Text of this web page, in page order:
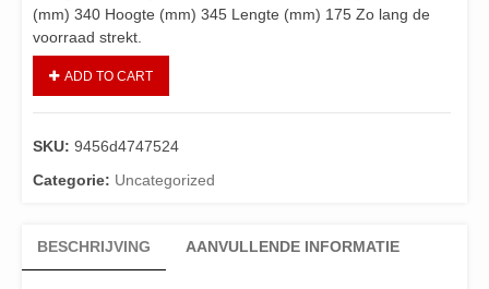
(mm) 340 Hoogte (mm) 345 Lengte (mm) 175 Zo lang de
voorraad strekt.
ADD TO CART
SKU: 9456d4747524
Categorie: Uncategorized
BESCHRIJVING AANVULLENDE INFORMATIE